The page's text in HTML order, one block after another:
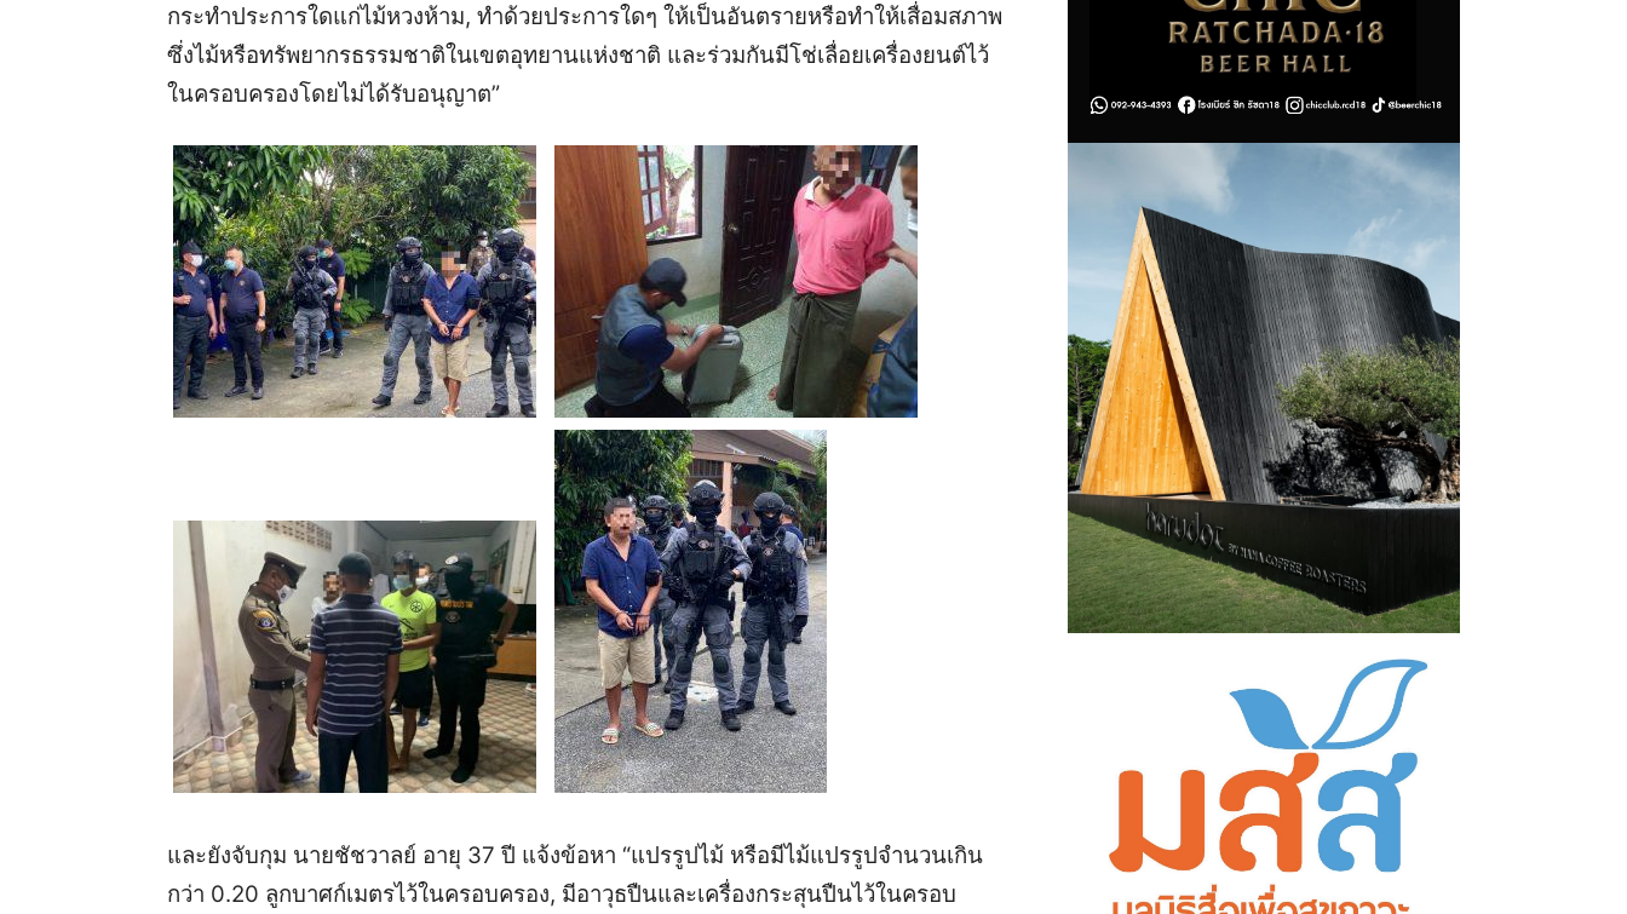
กระทำประการใดแก่ไม้หวงห้าม, ทำด้วยประการใดๆ ให้เป็นอันตรายหรือทำให้เสื่อมสภาพ
ซึ่งไม้หรือทรัพยากรธรรมชาติในเขตอุทยานแห่งชาติ และร่วมกันมีโช่เลื่อยเครื่องยนต์ไว้
ในครอบครองโดยไม่ได้รับอนุญาต”
และยังจับกุม นายชัชวาลย์ อายุ 37 ปี แจ้งข้อหา “แปรรูปไม้ หรือมีไม้แปรรูปจำนวนเกิน
กว่า 0.20 ลูกบาศก์เมตรไว้ในครอบครอง, มีอาวุธปืนและเครื่องกระสุนปืนไว้ในครอบ